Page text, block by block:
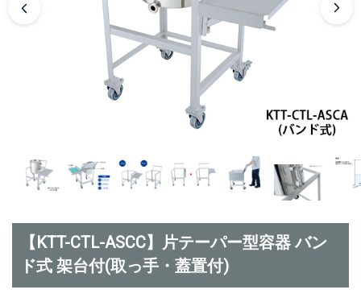
【KTT-CTL-ASCC】片テーパー型容器 バン
ド式 架台付(取っ手・蓋置付)